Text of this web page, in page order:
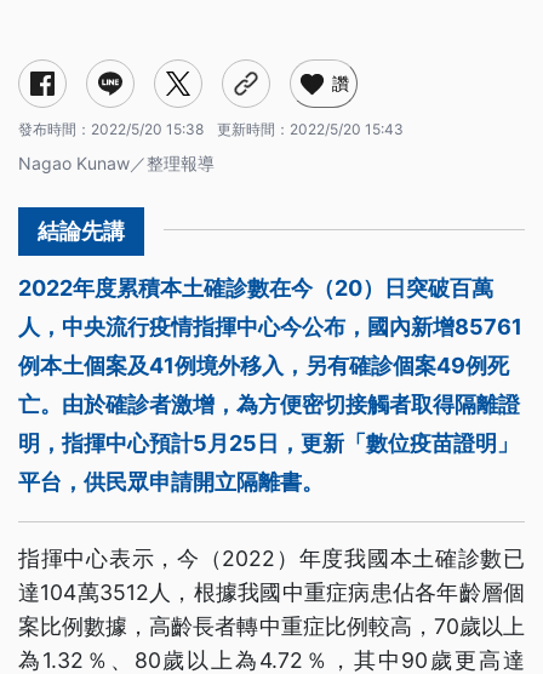
讚
發布時間： 2022/5/20 15:38 更新時間： 2022/5/20 15:43
Nagao Kunaw／整理報導
2022年度累積本土確診數在今（20）日突破百萬
人，中央流行疫情指揮中心今公布，國內新增85761
例本土個案及41例境外移入，另有確診個案49例死
亡。由於確診者激增，為方便密切接觸者取得隔離證
明，指揮中心預計5月25日，更新「數位疫苗證明」
平台，供民眾申請開立隔離書。
指揮中心表示，今（2022）年度我國本土確診數已
達104萬3512人，根據我國中重症病患佔各年齡層個
案比例數據，高齡長者轉中重症比例較高，70歲以上
為1.32％、80歲以上為4.72％，其中90歲更高達